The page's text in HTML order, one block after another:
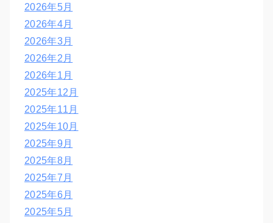
2026年5月
2026年4月
2026年3月
2026年2月
2026年1月
2025年12月
2025年11月
2025年10月
2025年9月
2025年8月
2025年7月
2025年6月
2025年5月